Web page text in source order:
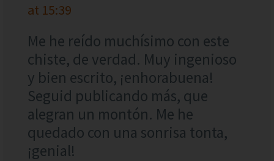
at 15:39
Me he reído muchísimo con este
chiste, de verdad. Muy ingenioso
y bien escrito, ¡enhorabuena!
Seguid publicando más, que
alegran un montón. Me he
quedado con una sonrisa tonta,
¡genial!